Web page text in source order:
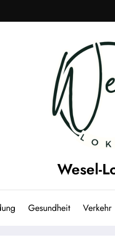
Wesel-
Gesundheit Verkehr